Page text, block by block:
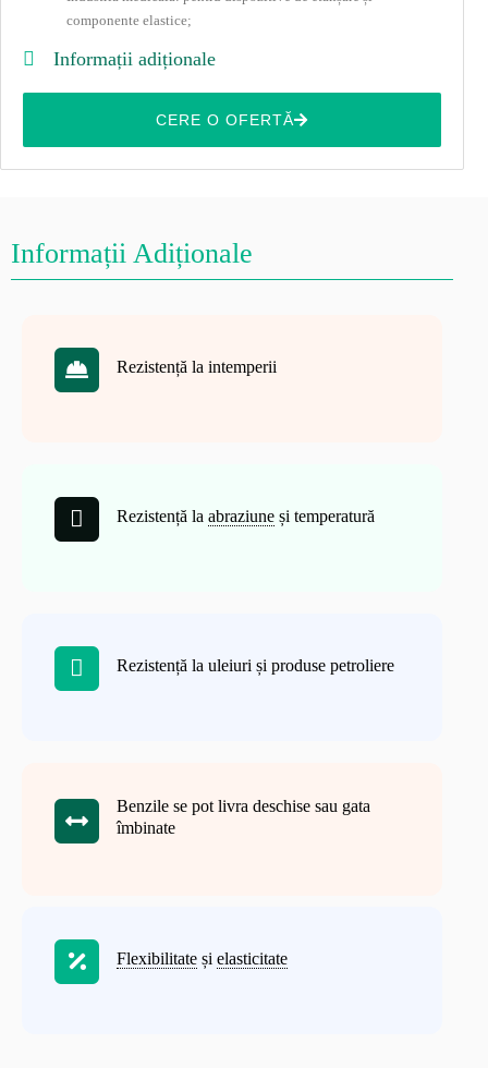
componente elastice;
Informații adiționale
CERE O OFERTĂ
Informații Adiționale
Rezistență la intemperii
Rezistență la abraziune și temperatură
Rezistență la uleiuri și produse petroliere
Benzile se pot livra deschise sau gata
îmbinate
Flexibilitate și elasticitate